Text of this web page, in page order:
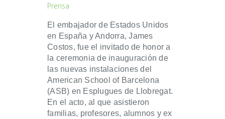
Prensa
El embajador de Estados Unidos
en España y Andorra, James
Costos, fue el invitado de honor a
la ceremonia de inauguración de
las nuevas instalaciones del
American School of Barcelona
(ASB) en Esplugues de Llobregat.
En el acto, al que asistieron
familias, profesores, alumnos y ex